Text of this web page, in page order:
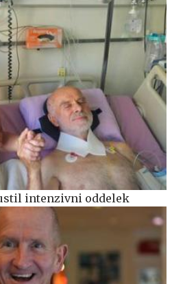
intenzivni oddelek